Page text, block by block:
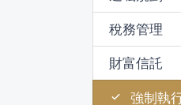
稅務管理
財富信託
強制執